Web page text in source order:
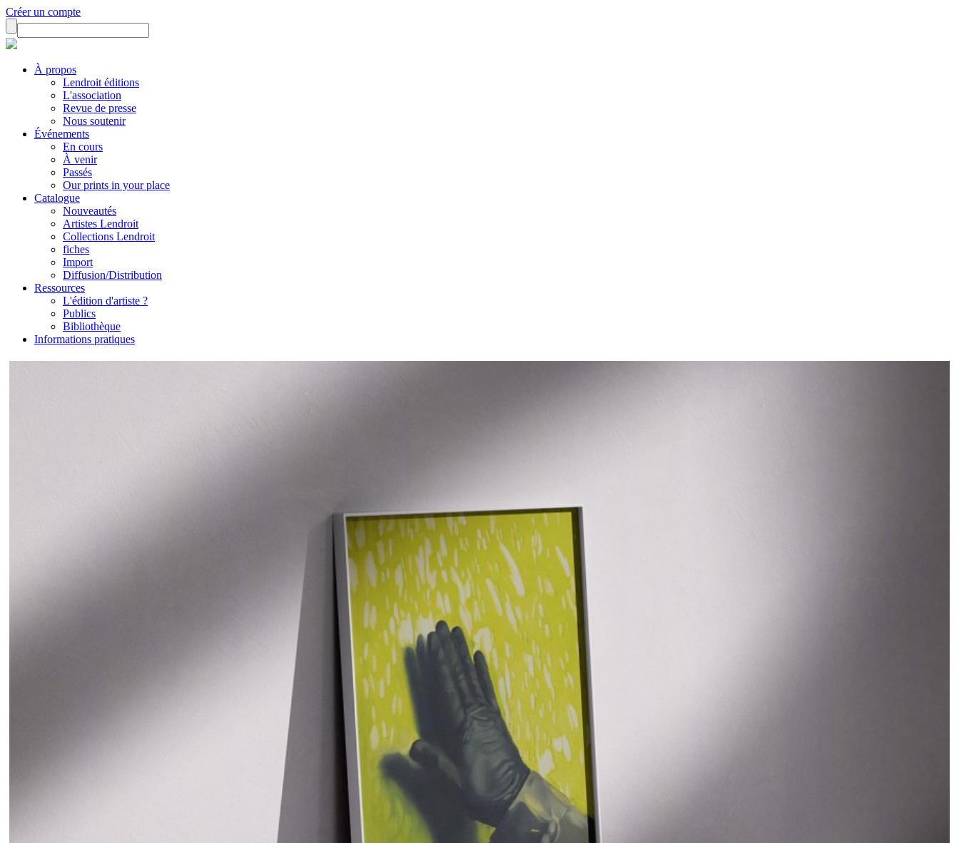
Créer un compte
À propos
Lendroit éditions
L'association
Revue de presse
Nous soutenir
Événements
En cours
À venir
Passés
Our prints in your place
Catalogue
Nouveautés
Artistes Lendroit
Collections Lendroit
fiches
Import
Diffusion/Distribution
Ressources
L'édition d'artiste ?
Publics
Bibliothèque
Informations pratiques